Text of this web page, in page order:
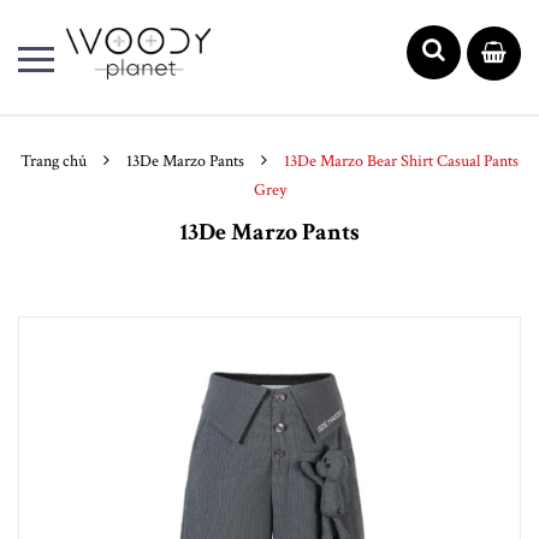
Trang chủ 13De Marzo Pants
13De Marzo Bear Shirt Casual Pants
Grey
13De Marzo Pants